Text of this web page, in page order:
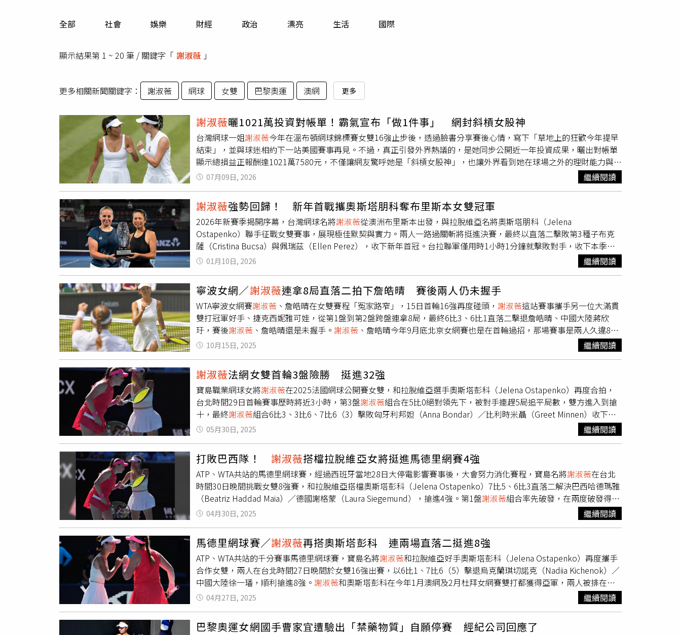
運勢
全部 社會 娛樂 財經 政治 漂亮 生活 國際
顯示結果第 1 ~ 20 筆 / 關鍵字「 謝淑薇 」
更多相關新聞關鍵字： 謝淑薇 網球 女雙 巴黎奧運 澳網 更多
謝淑薇曬1021萬投資對帳單！霸氣宣布「做1件事」 網封斜槓女股神
台灣網球一姐謝淑薇今年在溫布頓網球錦標賽女雙16強止步後，透過臉書分享賽後心情，寫下「草地上的狂歡今年提早
結束」，並與球迷相約下一站美國賽事再見。不過，真正引發外界熱議的，是她同步公開近一年投資成果，曬出對帳單
顯示總損益正報酬達1021萬7580元，不僅讓網友驚呼她是「斜槓女股神」，也讓外界看到她在球場之外的理財能力與行
動力。近年台股在AI題材帶動下走勢強勁，不少投資人抓住行情獲利。
透露，自己研究投資理財已有一段時間，
這次公開對帳單，是想分享近一年來的成果與心得。從畫面可見，她投資累積正報酬突破千萬元，總損益達1021萬7580
元，亮眼成績讓不少人直呼，原來她不只在網壇表現頂尖，連投資眼光也相當精準。
步賽事因經費不足，可能面臨取消危機，剛好自己手上的投資已有盈餘，於是決定投入支持，希望讓這項賽事能夠繼續
留在台灣。她認為，台灣若能保有更多國際級賽事，年輕選手就能有更多參與高水準比賽的機會，不必完全仰賴出國征
戰，也能累積經驗、提升實力，讓台灣體育環境變得更強大。她也強調，自己只是選擇做好能力範圍內能做的事，支持
覺得應該支持的事情。對她而言，投資獲利不只是數字，也能成為實際回饋台灣體育的力量。她並以「我是自己最強大
的靠山」勉勵自己，展現獨立面對人生與職業挑戰的態度。除了投資與體育話題，
也談到政治立場。她坦言，從
小對政治沒有太大興趣，也不太分得清楚不同政黨與立場，有朋友曾說她是深藍，她則笑回，不管深藍或深綠都沒差，
自己其實搞不清楚哪個黨是哪個黨。比起把情緒放在政治爭論上，她更希望大家少一點政治發瘋，多聊投資、美食、小
動物和遊戲，這些才是她真正感興趣的話題。謝淑薇 也提到已故父親生前是韓國瑜支持者。她回憶，當時自己對政治人
物並不熟悉，甚至一度誤以為韓國瑜是搞笑藝人，還曾問父親「他不是搞笑藝人嗎？」這段父女對話如今看來讓她覺得
有趣。她認為，每個人都有不同政治立場，只要彼此尊重就好，也覺得長輩關心政治、生活有事情可以投入並非壞事，
只希望不要因此誤信詐騙，把辛苦存下的錢騙光。她進一步表示，雖然自己不懂政治，也不想被藍綠標籤框住，但仍相
信只要是真心希望台灣更好、願意讓社會變得更美好的人，不論來自哪個政黨，都值得被支持。相較於陷入立場對立，
她更願意把時間放在運動、投資與生活，並透過實際行動支持自己認為重要的事。貼文曝光後，網友反應熱烈，紛紛留
言稱讚「斜槓女股神」、「一年正報酬破千萬太猛」、「其實正職是專業投資人吧」、「又會打球又會投資又漂亮」、
「球場和股市都贏」、「做好自己的事就對了」，也有不少人肯定她把投資獲利用於支持台灣體育，認為這才是真正把
錢花在有意義的地方。謝淑薇公開近一年投資成果，總損益正報酬達1021萬7580元。（圖／翻攝自臉書，Su-Wei Hsieh
夢遊寫真人謝淑薇）
07月09日, 2026 繼續閱讀
謝淑薇強勢回歸！ 新年首戰攜奧斯塔朋科奪布里斯本女雙冠軍
2026年新賽季揭開序幕，台灣網球名將謝淑薇從澳洲布里斯本出發，與拉脫維亞名將奧斯塔朋科（Jelena
Ostapenko）聯手征戰女雙賽事，展現極佳默契與實力。兩人一路過關斬將挺進決賽，最終以直落二擊敗第3種子布克
薩（Cristina Bucsa）與佩瑞茲（Ellen Perez），收下新年首冠。台拉聯軍僅用時1小時1分鐘就擊敗對手，收下本季首
座冠軍。本屆布里斯本女雙決賽，
與奧斯塔朋科組成的「台拉聯軍」火力全開，開局即取得破發優勢，首盤迅速
以6比2拿下。次盤兩人持續壓制對手，開局連下4局，最終再以6比1結束比賽，僅耗時1小時1分鐘便輕鬆奪冠。剛滿40
謝淑薇
雙打過程中，她與奧斯塔朋科先在16強擊敗主場選手蓋德茲基（Olivia Gadecki）與斯洛伐克的米哈利科娃（Tereza
Mihalikova），8強面對澳洲的韓天遇與捷克的穆霍娃（Karolina Muchova），在搶十激戰中驚險晉級；4強則直落二擊
退烏克蘭雙胞胎L.琪切諾克（Lyudmyla Kichenok）與N.琪切諾克（Nadiia Kichenok）。謝淑薇／奧斯塔朋科決賽面對
第3種子布克薩／佩瑞茲，兩盤僅失3局奪冠。決賽中，台拉組合第一盤開局連拿4分完成破發後順利擴大領先。雖然布
克薩與佩瑞茲一度回破並守住發球局，但無法抵擋謝／奧組合攻勢，再度遭遇破發失守首盤。次盤台拉聯軍再度連續破
謝淑薇而
言，這座冠軍不僅是個人新球季的成功起點，更為即將到來的澳洲網球公開賽注入信心。
賽事連勝五場，為澳網暖身成功。
01月10日, 2026 繼續閱讀
寧波女網／謝淑薇連拿8局直落二拍下詹皓晴 賽後兩人仍未握手
WTA寧波女網賽謝淑薇 、詹皓晴在女雙賽程「冤家路窄」，15日首輪16強再度碰頭， 謝淑薇這站賽事攜手另一位大滿貫
雙打冠軍好手、捷克西妮雅可娃，從第1盤到第2盤跨盤連拿8局，最終6比3、6比1直落二擊退詹皓晴、中國大陸蔣欣
玗，賽後謝淑薇 、詹皓晴還是未握手。 謝淑薇 、詹皓晴今年9月底北京女網賽也是在首輪過招，那場賽事是兩人久違857
天再度於WTA巡迴賽交手，當時
和拉脫維亞搭檔奧斯塔彭科以5比7、6比4、11比9險勝，賽後選手網前致意時謝
看起來明顯避開詹皓晴，也引起球迷討論，上周武漢女網賽兩人籤表又在同一邊，本來可能會在4強碰頭，不過謝
組合賽前退賽，詹皓晴與隊友蔣欣玗止步8強。不過網球之神似乎要讓之前兩年多沒對壘過的
復性對抗」，寧波站兩人又是雙打首輪就對上，謝淑薇
合作還是發揮不錯，首盤先遭破發，在局數1比3落後下連搶5局而搶下盤數；第2盤開局謝淑薇連下3局延續氣勢，詹皓
晴組合雖要回1局，最後還是又連掉3局落敗。謝淑薇一個月內兩度擊敗詹皓晴，這次比賽結束當下西妮雅可娃先走上網
前和對手握手，謝淑薇則是把比賽用球打到觀眾席送給球迷，再去和對手致意，這次謝、詹仍未握手。謝淑薇、西妮雅
可娃將與大陸地主組合王欣瑜、鄭賽賽爭奪4強，
曾和王欣瑜攜手在2023年法網女雙奪冠，這次化友為敵互相較
10月15日, 2025 繼續閱讀
謝淑薇法網女雙首輪3盤險勝 挺進32強
寶島職業網球女將謝淑薇在2025法國網球公開賽女雙，和拉脫維亞選手奧斯塔彭科（Jelena Ostapenko）再度合拍，
台北時間29日首輪賽事歷時將近3小時，第3盤謝淑薇組合在5比0絕對領先下，被對手連趕5局追平局數，雙方進入到搶
十，最終謝淑薇組合6比3、3比6、7比6（3）擊敗匈牙利邦妲（Anna Bondar）／比利時米聶（Greet Minnen）收下勝
利。這場比賽謝淑薇
則是一身粉紅球衣，
和奧斯塔彭科是本屆法網女
雙第3種子，首輪本來要對上捷克組合布茲可娃（Marie Bouzkova）／萬卓索娃（Marketa Vondrousova），不過對手
在比賽預定進行的日程前退賽，由邦妲／米聶入替。
05月30日, 2025 繼續閱讀
打敗巴西隊！ 謝淑薇搭檔拉脫維亞女將挺進馬德里網賽4強
ATP、WTA共站的馬德里網球賽，經過西班牙當地28日大停電影響賽事後，大會努力消化賽程，寶島名將謝淑薇在台北
時間30日晚間挑戰女雙8強賽，和拉脫維亞搭檔奧斯塔彭科（Jelena Ostapenko）7比5、6比3直落二解決巴西哈德瑪雅
（Beatriz Haddad Maia）／德國謝格蒙（Laura Siegemund），搶進4強。第1盤謝淑薇組合率先破發，在兩度破發得手
後局數上取得5比1領先，再接近拿下盤數之際對手找到節奏，接連破了
組合兩個發球局，一舉將局數追成5比5平
組合先把握機會破發，
該盤中段雙方互破，
年澳網及杜拜女網賽都在女雙獲得亞軍，奧斯塔彭科則是來到馬德里之前，在德國斯圖加特女網賽單打奪冠，近況也不
錯，兩人期待這次合拍可以順利帶走冠軍。
04月30日, 2025 繼續閱讀
馬德里網球賽／謝淑薇再搭奧斯塔彭科 連兩場直落二挺進8強
ATP、WTA共站的千分賽事馬德里網球賽，寶島名將謝淑薇和拉脫維亞好手奧斯塔彭科（Jelena Ostapenko）再度攜手
合作女雙，兩人在台北時間27日晚間於女雙16強出賽，以6比1、7比6（5）擊退烏克蘭琪切諾克（Nadiia Kichenok）／
中國大陸徐一璠，順利搶進8強。 謝淑薇和奧斯塔彭科在今年1月澳網及2月杜拜女網賽雙打都獲得亞軍，兩人被排在馬
德里女雙第3種子，而奧斯塔彭科近況不錯，來到馬德里前於斯圖加特女網賽拚下女單冠軍，雖然馬德里這站女單首輪
04月27日, 2025 繼續閱讀
巴黎奧運女網國手曹家宜遭驗出「禁藥物質」自願停賽 經紀公司回應了